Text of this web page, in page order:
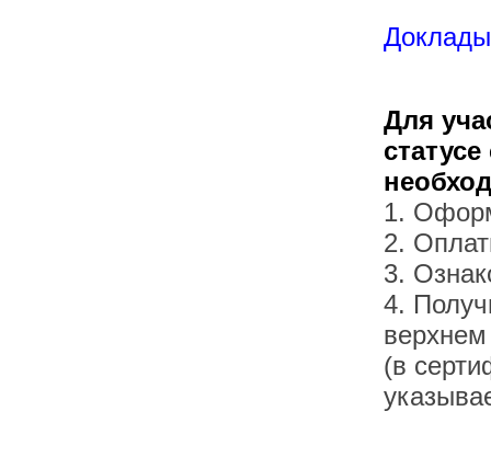
Для
1.
2.
3.
4.
(в